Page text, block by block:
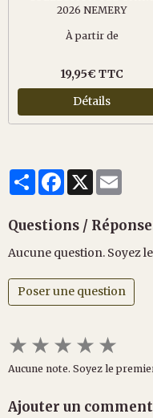
2026 NEMERY
À partir de
19,95€ TTC
Détails
PartagerFacebook
X
Questions /
Aucune question. Soyez
Poser une question
★★★★★
Aucune note. Soyez le
Ajouter un